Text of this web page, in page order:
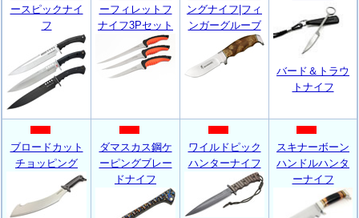
ースピックナイ
フ
ーフィレットフ
ナイフ3Pセット
ングナイフ|フィ
ンガーグルーブ
バード＆トラウ
トナイフ
ブロードカット
チョッピング
ダマスカス鋼ケ
ーピングブレー
ドナイフ
ワイルドピック
ハンターナイ フ
スキナーボーン
ハンドルハンタ
ーナイフ